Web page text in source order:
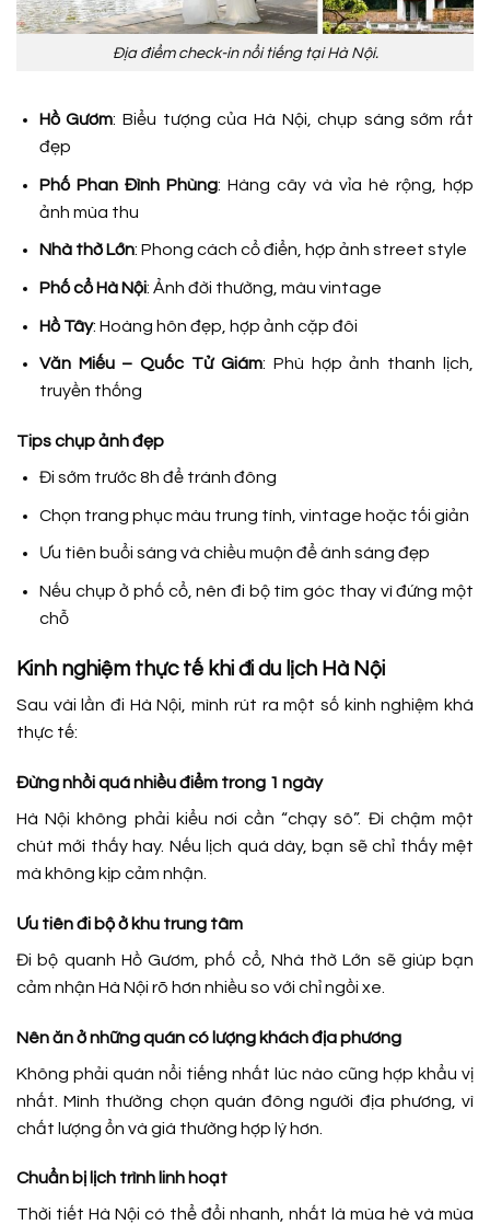
Địa điểm check-in nổi tiếng tại Hà Nội.
Hồ Gươm: Biểu tượng của Hà Nội, chụp sáng sớm rất
đẹp
Phố Phan Đình Phùng: Hàng cây và vỉa hè rộng, hợp
ảnh mùa thu
Nhà thờ Lớn: Phong cách cổ điển, hợp ảnh street style
Phố cổ Hà Nội: Ảnh đời thường, màu vintage
Hồ Tây: Hoàng hôn đẹp, hợp ảnh cặp đôi
Văn Miếu – Quốc Tử Giám: Phù hợp ảnh thanh lịch,
truyền thống
Tips chụp ảnh đẹp
Đi sớm trước 8h để tránh đông
Chọn trang phục màu trung tính, vintage hoặc tối giản
Ưu tiên buổi sáng và chiều muộn để ánh sáng đẹp
Nếu chụp ở phố cổ, nên đi bộ tìm góc thay vì đứng một
chỗ
Kinh nghiệm thực tế khi đi du lịch Hà Nội
Sau vài lần đi Hà Nội, mình rút ra một số kinh nghiệm khá
thực tế:
Đừng nhồi quá nhiều điểm trong 1 ngày
Hà Nội không phải kiểu nơi cần “chạy sô”. Đi chậm một
chút mới thấy hay. Nếu lịch quá dày, bạn sẽ chỉ thấy mệt
mà không kịp cảm nhận.
Ưu tiên đi bộ ở khu trung tâm
Đi bộ quanh Hồ Gươm, phố cổ, Nhà thờ Lớn sẽ giúp bạn
cảm nhận Hà Nội rõ hơn nhiều so với chỉ ngồi xe.
Nên ăn ở những quán có lượng khách địa phương
Không phải quán nổi tiếng nhất lúc nào cũng hợp khẩu vị
nhất. Mình thường chọn quán đông người địa phương, vì
chất lượng ổn và giá thường hợp lý hơn.
Chuẩn bị lịch trình linh hoạt
Thời tiết Hà Nội có thể đổi nhanh, nhất là mùa hè và mùa